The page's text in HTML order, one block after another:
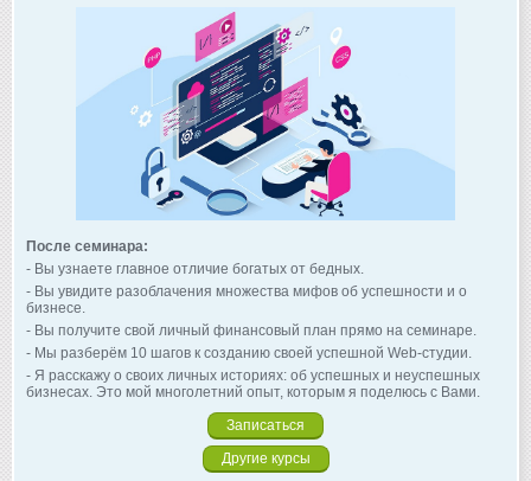
После семинара:
- Вы узнаете главное отличие богатых от бедных.
- Вы увидите разоблачения множества мифов об успешности и о
бизнесе.
- Вы получите свой личный финансовый план прямо на семинаре.
- Мы разберём 10 шагов к созданию своей успешной Web-студии.
- Я расскажу о своих личных историях: об успешных и неуспешных
бизнесах. Это мой многолетний опыт, которым я поделюсь с Вами.
Записаться
Другие курсы